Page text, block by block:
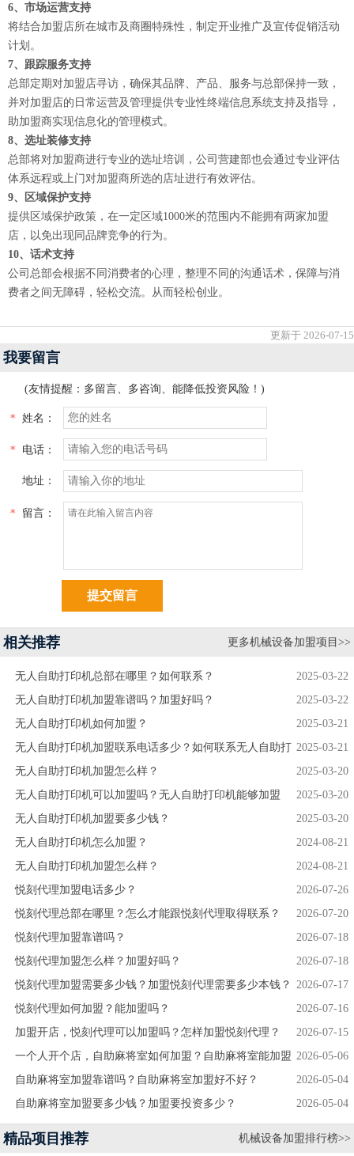
6、市场运营支持
将结合加盟店所在城市及商圈特殊性，制定开业推广及宣传促销活动
计划。
7、跟踪服务支持
总部定期对加盟店寻访，确保其品牌、产品、服务与总部保持一致，
并对加盟店的日常运营及管理提供专业性终端信息系统支持及指导，
助加盟商实现信息化的管理模式。
8、选址装修支持
总部将对加盟商进行专业的选址培训，公司营建部也会通过专业评估
体系远程或上门对加盟商所选的店址进行有效评估。
9、区域保护支持
提供区域保护政策，在一定区域1000米的范围内不能拥有两家加盟
店，以免出现同品牌竞争的行为。
10、话术支持
公司总部会根据不同消费者的心理，整理不同的沟通话术，保障与消
费者之间无障碍，轻松交流。从而轻松创业。
更新于 2026-07-15
我要留言
(友情提醒：多留言、多咨询、能降低投资风险！)
* 姓名：
* 电话：
地址：
* 留言：
相关推荐 更多机械设备加盟项目>>
2025-03-22
无人自助打印机总部在哪里？如何联系？
2025-03-22
无人自助打印机加盟靠谱吗？加盟好吗？
2025-03-21
无人自助打印机如何加盟？
2025-03-21
无人自助打印机加盟联系电话多少？如何联系无人自助打
印机？
2025-03-20
无人自助打印机加盟怎么样？
2025-03-20
无人自助打印机可以加盟吗？无人自助打印机能够加盟
吗？
2025-03-20
无人自助打印机加盟要多少钱？
2024-08-21
无人自助打印机怎么加盟？
2024-08-21
无人自助打印机加盟怎么样？
2026-07-26
悦刻代理加盟电话多少？
2026-07-20
悦刻代理总部在哪里？怎么才能跟悦刻代理取得联系？
2026-07-18
悦刻代理加盟靠谱吗？
2026-07-18
悦刻代理加盟怎么样？加盟好吗？
2026-07-17
悦刻代理加盟需要多少钱？加盟悦刻代理需要多少本钱？
2026-07-16
悦刻代理如何加盟？能加盟吗？
2026-07-15
加盟开店，悦刻代理可以加盟吗？怎样加盟悦刻代理？
2026-05-06
一个人开个店，自助麻将室如何加盟？自助麻将室能加盟
吗？
2026-05-04
自助麻将室加盟靠谱吗？自助麻将室加盟好不好？
2026-05-04
自助麻将室加盟要多少钱？加盟要投资多少？
精品项目推荐 机械设备加盟排行榜>>